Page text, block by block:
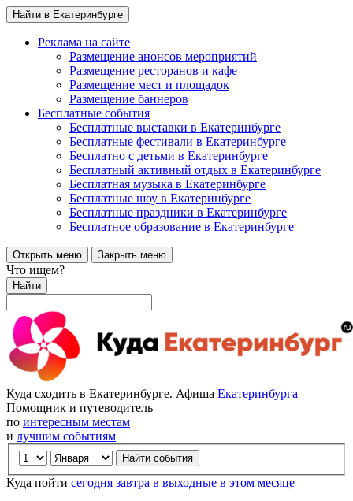
Найти в Екатеринбурге
Реклама на сайте
Размещение анонсов мероприятий
Размещение ресторанов и кафе
Размещение мест и площадок
Размещение баннеров
Бесплатные события
Бесплатные выставки в Екатеринбурге
Бесплатные фестивали в Екатеринбурге
Бесплатно с детьми в Екатеринбурге
Бесплатный активный отдых в Екатеринбурге
Бесплатная музыка в Екатеринбурге
Бесплатные шоу в Екатеринбурге
Бесплатные праздники в Екатеринбурге
Бесплатное образование в Екатеринбурге
Открыть меню Закрыть меню
Что ищем?
Найти
Куда сходить в Екатеринбурге. Афиша Екатеринбурга
Помощник и путеводитель
по интересным местам
и лучшим событиям
Куда пойти сегодня завтра в выходные в этом месяце